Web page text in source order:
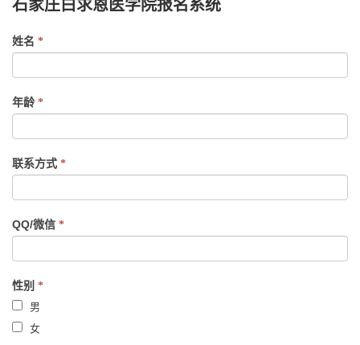
石家庄白求恩医学院报名系统
If
are
human,
leave
this
field
blank.
姓名 *
年龄 *
联系方式 *
QQ/微信 *
性别 *
男
女